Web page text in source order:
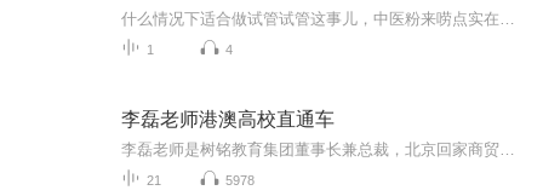
1 4
李磊老师港澳高校直通车
21 5978